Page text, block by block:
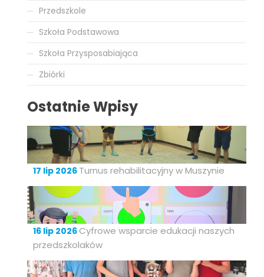
Przedszkole
Szkoła Podstawowa
Szkoła Przysposabiająca
Zbiórki
Ostatnie Wpisy
17 lip 2026 Turnus rehabilitacyjny w Muszynie
16 lip 2026 Cyfrowe wsparcie edukacji naszych
przedszkolaków